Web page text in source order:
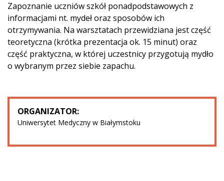
Zapoznanie uczniów szkół ponadpodstawowych z
informacjami nt. mydeł oraz sposobów ich
otrzymywania. Na warsztatach przewidziana jest część
teoretyczna (krótka prezentacja ok. 15 minut) oraz
część praktyczna, w której uczestnicy przygotują mydło
o wybranym przez siebie zapachu.
ORGANIZATOR:
Uniwersytet Medyczny w Białymstoku